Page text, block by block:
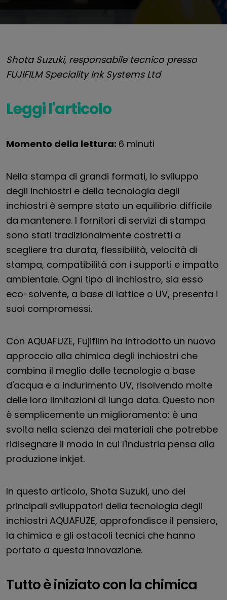
Shota Suzuki, responsabile tecnico presso
FUJIFILM Speciality Ink Systems Ltd
Leggi l'articolo
Momento della lettura: 6 minuti
Nella stampa di grandi formati, lo sviluppo
degli inchiostri e della tecnologia degli
inchiostri è sempre stato un equilibrio difficile
da mantenere. I fornitori di servizi di stampa
sono stati tradizionalmente costretti a
scegliere tra durata, flessibilità, velocità di
stampa, compatibilità con i supporti e impatto
ambientale. Ogni tipo di inchiostro, sia esso
eco-solvente, a base di lattice o UV, presenta i
suoi compromessi.
Con AQUAFUZE, Fujifilm ha introdotto un nuovo
approccio alla chimica degli inchiostri che
combina il meglio delle tecnologie a base
d'acqua e a indurimento UV, risolvendo molte
delle loro limitazioni di lunga data. Questo non
è semplicemente un miglioramento: è una
svolta nella scienza dei materiali che potrebbe
ridisegnare il modo in cui l'industria pensa alla
produzione inkjet.
In questo articolo, Shota Suzuki, uno dei
principali sviluppatori della tecnologia degli
inchiostri AQUAFUZE, approfondisce il pensiero,
la chimica e gli ostacoli tecnici che hanno
portato a questa innovazione.
Tutto è iniziato con la chimica